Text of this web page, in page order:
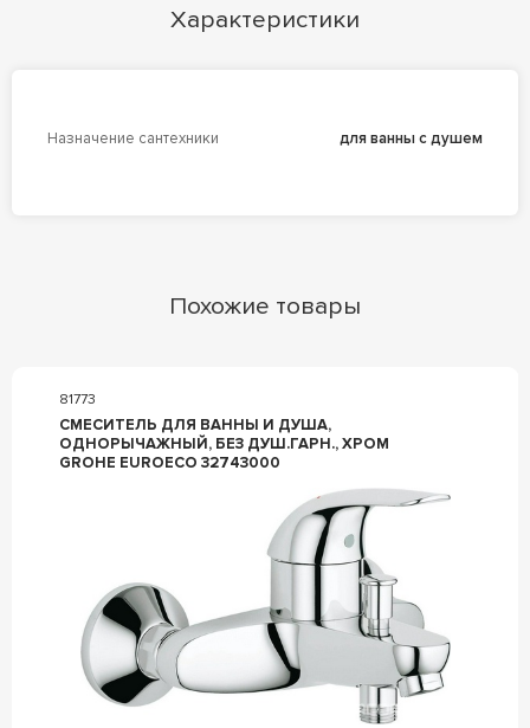
Характеристики
Назначение сантехники для ванны с душем
Похожие товары
81773
СМЕСИТЕЛЬ ДЛЯ ВАННЫ И ДУША,
ОДНОРЫЧАЖНЫЙ, БЕЗ ДУШ.ГАРН., ХРОМ
GROHE EUROECO 32743000